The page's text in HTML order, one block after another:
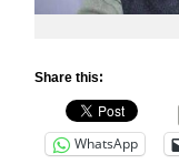
Share this:
WhatsApp